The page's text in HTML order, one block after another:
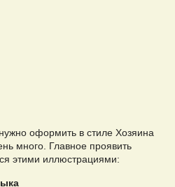
оформить в стиле Хозяина
много. Главное проявить
этими иллюстрациями: